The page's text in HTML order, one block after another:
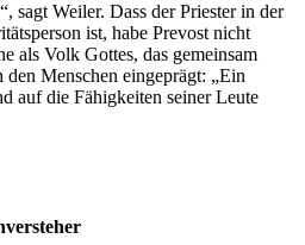
sagt Weiler. Dass der Priester in der
ist, habe Prevost nicht
als Volk Gottes, das gemeinsam
den Menschen eingeprägt: „Ein
auf die Fähigkeiten seiner Leute